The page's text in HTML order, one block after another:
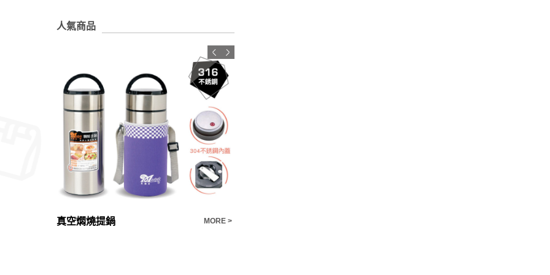
人氣商品
真空燜燒提鍋 MORE >